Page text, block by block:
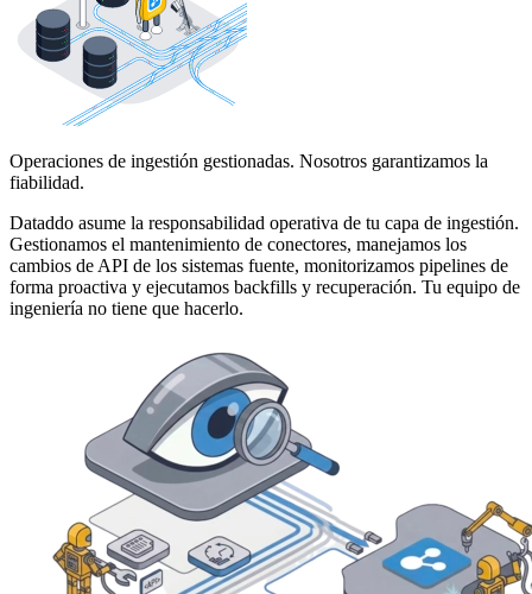
Operaciones de ingestión gestionadas. Nosotros garantizamos la
fiabilidad.
Dataddo asume la responsabilidad operativa de tu capa de ingestión.
Gestionamos el mantenimiento de conectores, manejamos los
cambios de API de los sistemas fuente, monitorizamos pipelines de
forma proactiva y ejecutamos backfills y recuperación. Tu equipo de
ingeniería no tiene que hacerlo.